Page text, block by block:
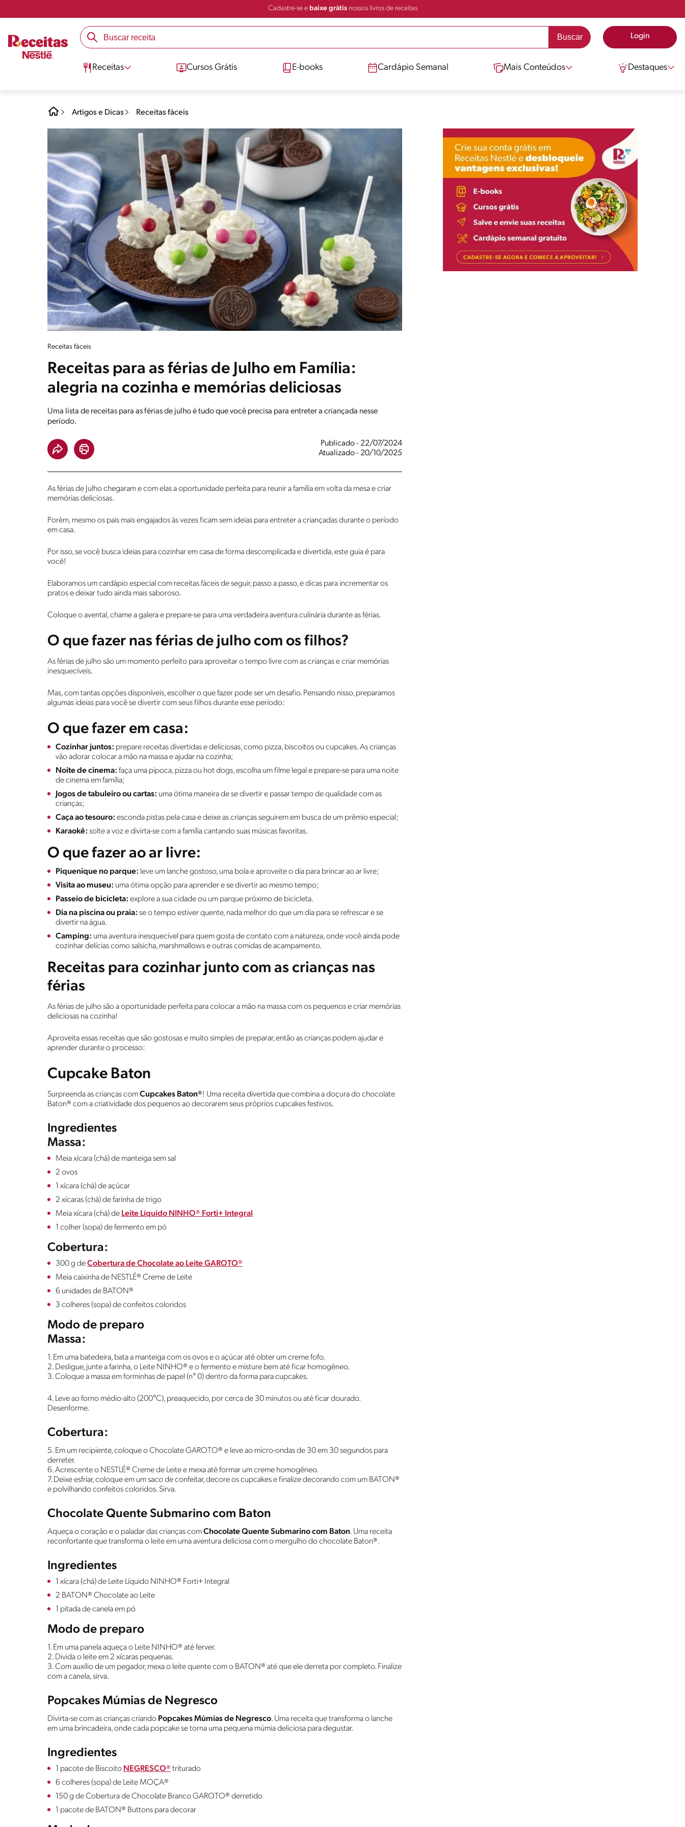
Cadastre-se e baixe grátisnossos livros de receitas
Login
Receitas Cursos Grátis E-books Cardápio Semanal Mais Conteúdos Destaques
Artigos e Dicas Receitas fáceis
Receitas fáceis
Receitas para as férias de Julho em Família:
alegria na cozinha e memórias deliciosas
Uma lista de receitas para as férias de julho é tudo que você precisa para entreter a criançada nesse
período.
Publicado - 22/07/2024
Atualizado - 20/10/2025
As férias de Julho chegaram e com elas a oportunidade perfeita para reunir a família em volta da mesa e criar
memórias deliciosas.
Porém, mesmo os pais mais engajados às vezes ficam sem ideias para entreter a criançadas durante o período
em casa.
Por isso, se você busca ideias para cozinhar em casa de forma descomplicada e divertida, este guia é para
você!
Elaboramos um cardápio especial com receitas fáceis de seguir, passo a passo, e dicas para incrementar os
pratos e deixar tudo ainda mais saboroso.
Coloque o avental, chame a galera e prepare-se para uma verdadeira aventura culinária durante as férias.
O que fazer nas férias de julho com os filhos?
As férias de julho são um momento perfeito para aproveitar o tempo livre com as crianças e criar memórias
inesquecíveis.
Mas, com tantas opções disponíveis, escolher o que fazer pode ser um desafio. Pensando nisso, preparamos
algumas ideias para você se divertir com seus filhos durante esse período:
O que fazer em casa:
Cozinhar juntos: prepare receitas divertidas e deliciosas, como pizza, biscoitos ou cupcakes. As crianças
vão adorar colocar a mão na massa e ajudar na cozinha;
Noite de cinema: faça uma pipoca, pizza ou hot dogs, escolha um filme legal e prepare-se para uma noite
de cinema em família;
Jogos de tabuleiro ou cartas: uma ótima maneira de se divertir e passar tempo de qualidade com as
crianças;
Caça ao tesouro: esconda pistas pela casa e deixe as crianças seguirem em busca de um prêmio especial;
Karaokê: solte a voz e divirta-se com a família cantando suas músicas favoritas.
O que fazer ao ar livre:
Piquenique no parque: leve um lanche gostoso, uma bola e aproveite o dia para brincar ao ar livre;
Visita ao museu: uma ótima opção para aprender e se divertir ao mesmo tempo;
Passeio de bicicleta: explore a sua cidade ou um parque próximo de bicicleta.
Dia na piscina ou praia: se o tempo estiver quente, nada melhor do que um dia para se refrescar e se
divertir na água.
Camping: uma aventura inesquecível para quem gosta de contato com a natureza, onde você ainda pode
cozinhar delícias como salsicha, marshmallows e outras comidas de acampamento.
Receitas para cozinhar junto com as crianças nas
férias
As férias de julho são a oportunidade perfeita para colocar a mão na massa com os pequenos e criar memórias
deliciosas na cozinha!
Aproveita essas receitas que são gostosas e muito simples de preparar, então as crianças podem ajudar e
aprender durante o processo:
Cupcake Baton
Surpreenda as crianças comCupcakes Baton®! Uma receita divertida que combina a doçura do chocolate
Baton® com a criatividade dos pequenos ao decorarem seus próprios cupcakes festivos.
Ingredientes
Massa:
Meia xícara (chá) de manteiga sem sal
2 ovos
1 xícara (chá) de açúcar
2 xícaras (chá) de farinha de trigo
Meia xícara (chá) de Leite Líquido NINHO® Forti+ Integral
1 colher (sopa) de fermento em pó
Cobertura:
300 g deCobertura de Chocolate ao Leite GAROTO®
Meia caixinha de NESTLÉ® Creme de Leite
6 unidades de BATON®
3 colheres (sopa) de confeitos coloridos
Modo de preparo
Massa:
1. Em uma batedeira, bata a manteiga com os ovos e o açúcar até obter um creme fofo.
2. Desligue, junte a farinha, o Leite NINHO® e o fermento e misture bem até ficar homogêneo.
3. Coloque a massa em forminhas de papel (n° 0) dentro da forma para cupcakes.
4. Leve ao forno médio-alto (200°C), preaquecido, por cerca de 30 minutos ou até ficar dourado.
Desenforme.
Cobertura:
5. Em um recipiente, coloque o Chocolate GAROTO® e leve ao micro-ondas de 30 em 30 segundos para
derreter.
6. Acrescente o NESTLÉ® Creme de Leite e mexa até formar um creme homogêneo.
7. Deixe esfriar, coloque em um saco de confeitar, decore os cupcakes e finalize decorando com um BATON®
e polvilhando confeitos coloridos. Sirva.
Chocolate Quente Submarino com Baton
Aqueça o coração e o paladar das crianças comChocolate Quente Submarino com Baton. Uma receita
reconfortante que transforma o leite em uma aventura deliciosa com o mergulho do chocolate Baton®.
Ingredientes
1 xícara (chá) de Leite Líquido NINHO® Forti+ Integral
2 BATON® Chocolate ao Leite
1 pitada de canela em pó
Modo de preparo
1. Em uma panela aqueça o Leite NINHO® até ferver.
2. Divida o leite em 2 xícaras pequenas.
3. Com auxílio de um pegador, mexa o leite quente com o BATON® até que ele derreta por completo. Finalize
com a canela, sirva.
Popcakes Múmias de Negresco
Divirta-se com as crianças criando Popcakes Múmias de Negresco. Uma receita que transforma o lanche
em uma brincadeira, onde cada popcake se torna uma pequena múmia deliciosa para degustar.
Ingredientes
1 pacote de Biscoito NEGRESCO® triturado
6 colheres (sopa) de Leite MOÇA®
150 g de Cobertura de Chocolate Branco GAROTO® derretido
1 pacote de BATON® Buttons para decorar